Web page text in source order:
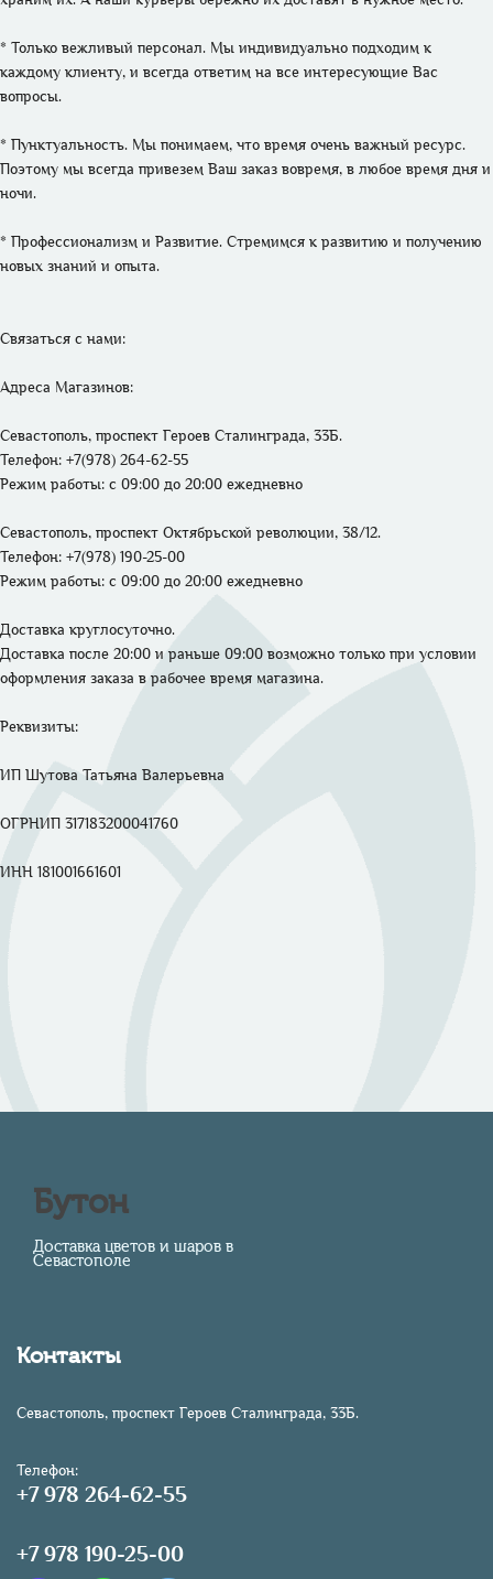
* Только вежливый персонал. Мы индивидуально подходим к
каждому клиенту, и всегда ответим на все интересующие Вас
вопросы.
* Пунктуальность. Мы понимаем, что время очень важный ресурс.
Поэтому мы всегда привезем Ваш заказ вовремя, в любое время дня и
ночи.
* Профессионализм и Развитие. Стремимся к развитию и получению
новых знаний и опыта.
Связаться с нами:
Адреса Магазинов:
Севастополь, проспект Героев Сталинграда, 33Б.
Телефон: +7(978) 264-62-55
Режим работы: с 09:00 до 20:00 ежедневно
Севастополь, проспект Октябрьской революции, 38/12.
Телефон: +7(978) 190-25-00
Режим работы: с 09:00 до 20:00 ежедневно
Доставка круглосуточно.
Доставка после 20:00 и раньше 09:00 возможно только при условии
оформления заказа в рабочее время магазина.
Реквизиты:
ИП Шутова Татьяна Валерьевна
ОГРНИП 317183200041760
ИНН 181001661601
Бутон
Доставка цветов и шаров в
Севастополе
Контакты
Севастополь, проспект Героев Сталинграда, 33Б.
Телефон:
+7 978 264-62-55
+7 978 190-25-00